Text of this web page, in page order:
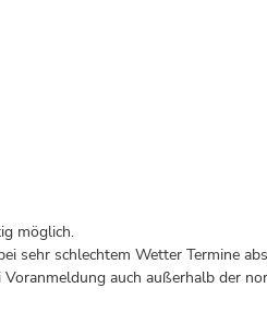
möglich.
sehr schlechtem Wetter Termine
auch außerhalb der